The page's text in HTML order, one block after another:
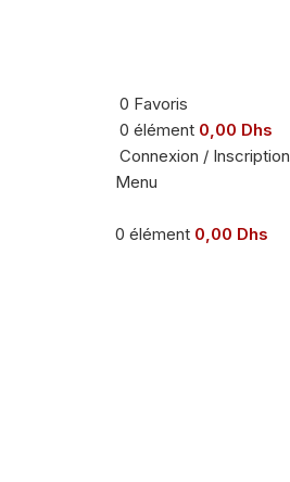
0 Favoris
0 élément 0,00 Dhs
Connexion / Inscription
Menu
0 élément 0,00 Dhs